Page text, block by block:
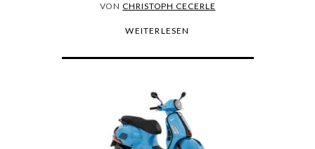
VONCHRISTOPH CECERLE
WEITERLESEN